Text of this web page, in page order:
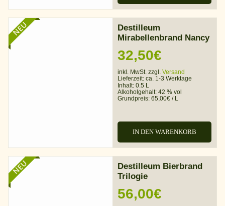
NEU
Destilleum
Mirabellenbrand Nancy
32,50€
inkl. MwSt. zzgl. Versand
Lieferzeit: ca. 1-3 Werktage
Inhalt: 0.5 L
Alkoholgehalt: 42 % vol
Grundpreis: 65,00€ / L
IN DEN WARENKORB
NEU
Destilleum Bierbrand
Trilogie
56,00€